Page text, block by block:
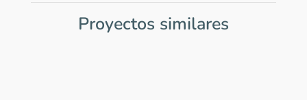
Proyectos similares